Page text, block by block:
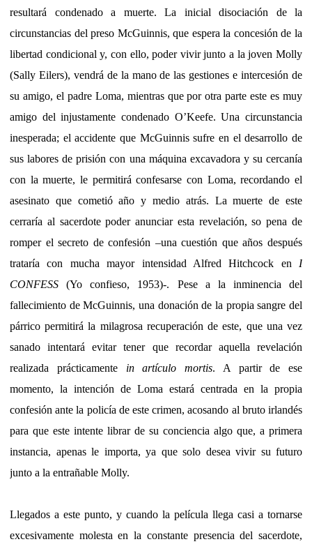
resultará condenado a muerte. La inicial disociación de la
circunstancias del preso McGuinnis, que espera la concesión de la
libertad condicional y, con ello, poder vivir junto a la joven Molly
(Sally Eilers), vendrá de la mano de las gestiones e intercesión de
su amigo, el padre Loma, mientras que por otra parte este es muy
amigo del injustamente condenado O’Keefe. Una circunstancia
inesperada; el accidente que McGuinnis sufre en el desarrollo de
sus labores de prisión con una máquina excavadora y su cercanía
con la muerte, le permitirá confesarse con Loma, recordando el
asesinato que cometió año y medio atrás. La muerte de este
cerraría al sacerdote poder anunciar esta revelación, so pena de
romper el secreto de confesión –una cuestión que años después
trataría con mucha mayor intensidad Alfred Hitchcock en I
CONFESS (Yo confieso, 1953)-. Pese a la inminencia del
fallecimiento de McGuinnis, una donación de la propia sangre del
párrico permitirá la milagrosa recuperación de este, que una vez
sanado intentará evitar tener que recordar aquella revelación
realizada prácticamente in artículo mortis. A partir de ese
momento, la intención de Loma estará centrada en la propia
confesión ante la policía de este crimen, acosando al bruto irlandés
para que este intente librar de su conciencia algo que, a primera
instancia, apenas le importa, ya que solo desea vivir su futuro
junto a la entrañable Molly.
Llegados a este punto, y cuando la película llega casi a tornarse
excesivamente molesta en la constante presencia del sacerdote,